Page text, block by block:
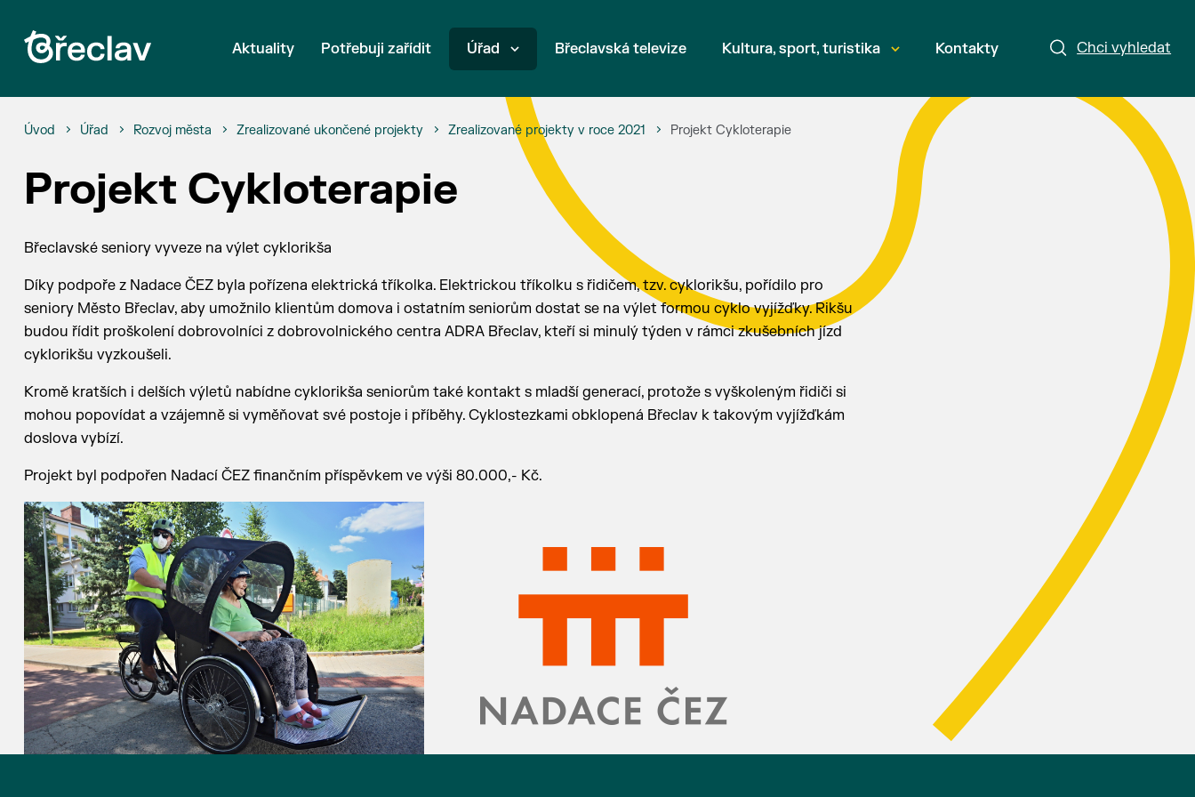
Chci vyhledat
Aktuality Potřebuji zařídit Úřad Břeclavská televize Kultura, sport, turistika Kontakty
Úvod Úřad Rozvoj města Zrealizované ukončené projekty Zrealizované projekty v roce 2021 Projekt Cykloterapie
Projekt Cykloterapie
Břeclavské seniory vyveze na výlet cyklorikša
Díky podpoře z Nadace ČEZ byla pořízena elektrická tříkolka. Elektrickou tříkolku s řidičem, tzv. cyklorikšu, pořídilo pro
seniory Město Břeclav, aby umožnilo klientům domova i ostatním seniorům dostat se na výlet formou cyklo vyjížďky. Rikšu
budou řídit proškolení dobrovolníci z dobrovolnického centra ADRA Břeclav, kteří si minulý týden v rámci zkušebních jízd
cyklorikšu vyzkoušeli.
Kromě kratších i delších výletů nabídne cyklorikša seniorům také kontakt s mladší generací, protože s vyškoleným řidiči si
mohou popovídat a vzájemně si vyměňovat své postoje i příběhy. Cyklostezkami obklopená Břeclav k takovým vyjížďkám
doslova vybízí.
Projekt byl podpořen Nadací ČEZ finančním příspěvkem ve výši 80.000,- Kč.